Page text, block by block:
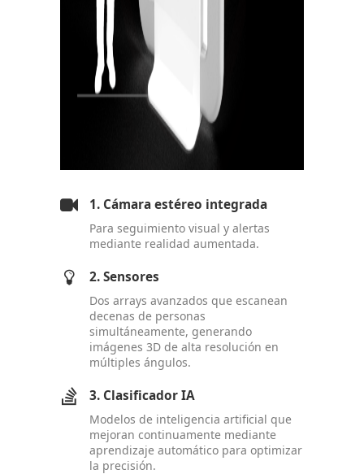
1. Cámara estéreo integrada
Para seguimiento visual y alertas
mediante realidad aumentada.
2. Sensores
Dos arrays avanzados que escanean
decenas de personas
simultáneamente, generando
imágenes 3D de alta resolución en
múltiples ángulos.
3. Clasificador IA
Modelos de inteligencia artificial que
mejoran continuamente mediante
aprendizaje automático para optimizar
la precisión.